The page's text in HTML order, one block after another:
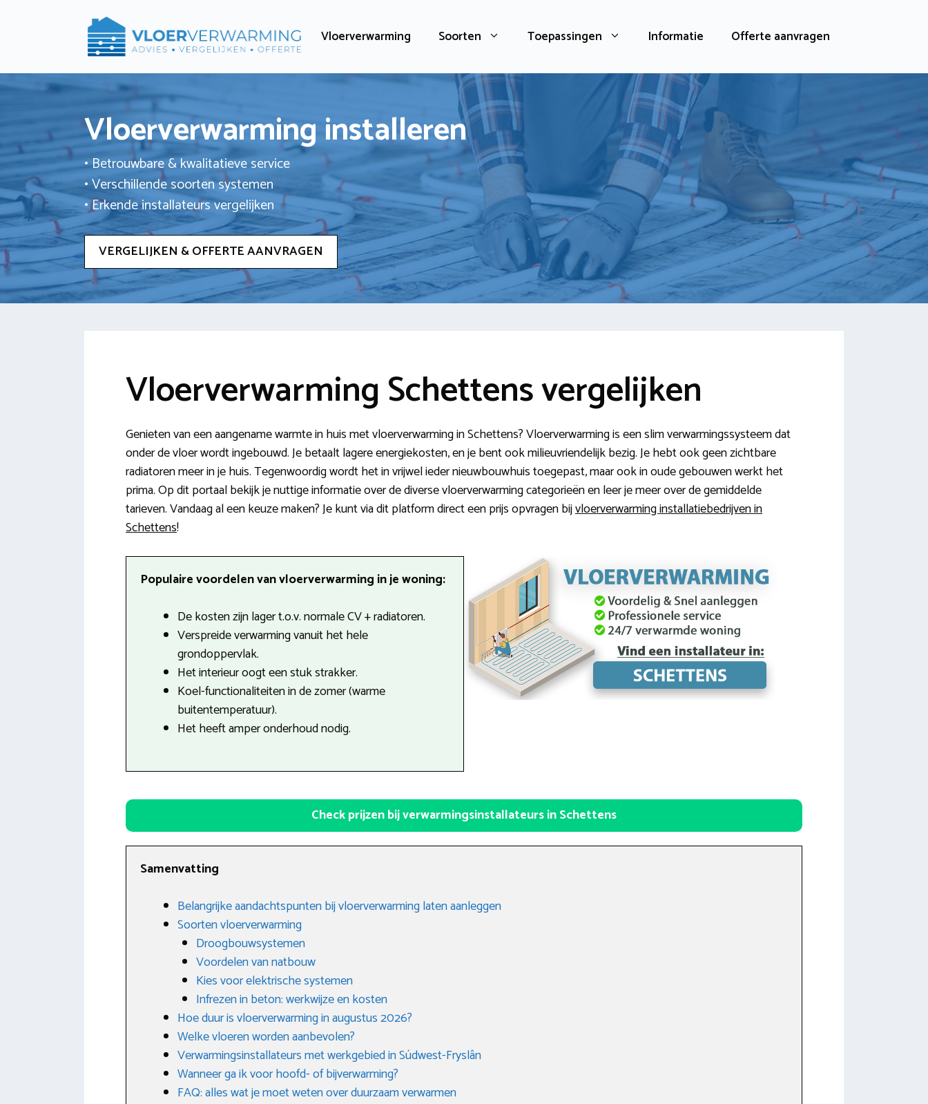
Vloerverwarming Soorten Toepassingen Informatie Offerte aanvragen
Vloerverwarming installeren
• Betrouwbare & kwalitatieve service
• Verschillende soorten systemen
• Erkende installateurs vergelijken
VERGELIJKEN & OFFERTE AANVRAGEN
Vloerverwarming Schettens vergelijken
Genieten van een aangename warmte in huis met vloerverwarming in Schettens? Vloerverwarming is een slim verwarmingssysteem dat
onder de vloer wordt ingebouwd. Je betaalt lagere energiekosten, en je bent ook milieuvriendelijk bezig. Je hebt ook geen zichtbare
radiatoren meer in je huis. Tegenwoordig wordt het in vrijwel ieder nieuwbouwhuis toegepast, maar ook in oude gebouwen werkt het
prima. Op dit portaal bekijk je nuttige informatie over de diverse vloerverwarming categorieën en leer je meer over de gemiddelde
tarieven. Vandaag al een keuze maken? Je kunt via dit platform direct een prijs opvragen bijvloerverwarming installatiebedrijven in
Schettens!
Populaire voordelen van vloerverwarming in je woning:
De kosten zijn lager t.o.v. normale CV + radiatoren.
Verspreide verwarming vanuit het hele
grondoppervlak.
Het interieur oogt een stuk strakker.
Koel-functionaliteiten in de zomer (warme
buitentemperatuur).
Het heeft amper onderhoud nodig.
Check prijzen bij verwarmingsinstallateurs in Schettens
Samenvatting
Belangrijke aandachtspunten bij vloerverwarming laten aanleggen
Soorten vloerverwarming
Droogbouwsystemen
Voordelen van natbouw
Kies voor elektrische systemen
Infrezen in beton: werkwijze en kosten
Hoe duur is vloerverwarming in augustus 2026?
Welke vloeren worden aanbevolen?
Verwarmingsinstallateurs met werkgebied in Súdwest-Fryslân
Wanneer ga ik voor hoofd- of bijverwarming?
FAQ: alles wat je moet weten over duurzaam verwarmen